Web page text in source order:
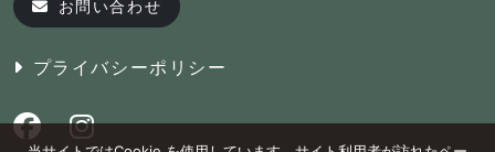
お問い合わせ
プライバシーポリシー